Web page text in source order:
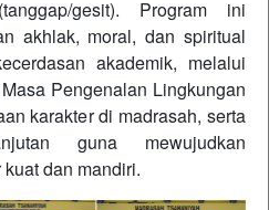
gesit). Program ini
akhlak, moral, dan spiritual
akademik, melalui
Pengenalan Lingkungan
karakter di madrasah, serta
guna mewujudkan
dan mandiri.